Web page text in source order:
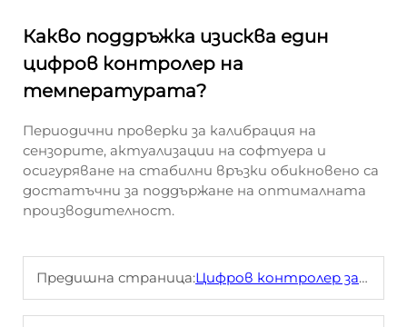
Какво поддръжка изисква един
цифров контролер на
температурата?
Периодични проверки за калибрация на
сензорите, актуализации на софтуера и
осигуряване на стабилни връзки обикновено са
достатъчни за поддържане на оптималната
производителност.
Предишна страница:Цифров контролер за температура: Как да го използвате за прецизни индустриални приложения